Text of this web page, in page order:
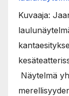
Kuvaaja:
Näytelmä